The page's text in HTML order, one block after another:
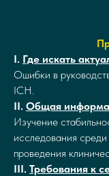
I. Где искать
Ошибки в
ICH.
II. Общая
Изучение
исследования
проведения
III. Требования к